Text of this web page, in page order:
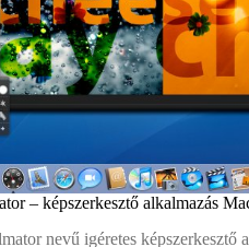
– képszerkesztő alkalmazás
nevű igéretes képszerkesztő